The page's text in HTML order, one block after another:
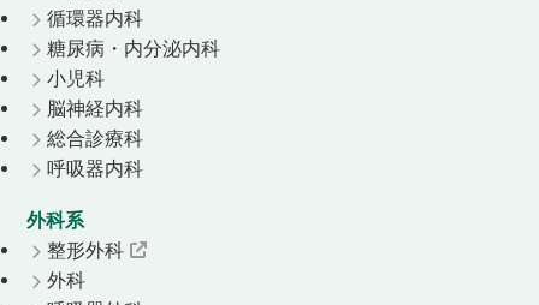
循環器内科
糖尿病・内分泌内科
小児科
脳神経内科
総合診療科
呼吸器内科
外科系
整形外科
外科